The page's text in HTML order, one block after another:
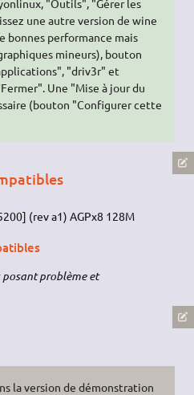
"Outils", "Gérer les
une autre version de wine
bonnes performance mais
mineurs), bouton
"driv3r" et
Une "Mise à jour du
(bouton "Configurer cette
(rev a1) AGPx8 128M
posant problème et
la version de démonstration